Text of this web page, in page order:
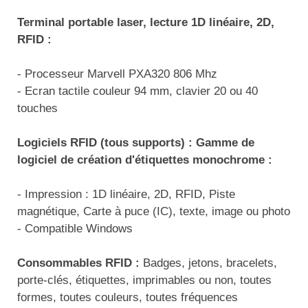
Ustensile cuisine professionnel
Vitrines pour magasin
Traitement de l'air
Traitement des eaux
Trancheuse professionnelle
Transformateur électrique
Tubes et profilés
Tuyau flexible
Tuyau galvanisé
Tuyau renforcé
Ventilateurs et aération d'atelier
Tapis de bureau
Traitement des surfaces
Traitement du linge
Vestiaires et casiers
Equipements de football
Equipements de karting
Equipements pour patinage
Equipements pour roller
Equipements pour skateboard
Equipements pour stade et terrain
sportif
Jeu gymnique
Matériel de fitness
Pétrin professionnel
Piano de cuisson
Plats et plateaux
Pompes à sauce
Portes commandes restaurant
Réchaud professionnel
Réfrigérateur professionnel
Restauration foraine
Robinetterie professionnelle
Terminal portable laser, lecture 1D linéaire, 2D,
RFID :
- Processeur Marvell PXA320 806 Mhz
- Ecran tactile couleur 94 mm, clavier 20 ou 40
touches
Logiciels RFID (tous supports) : Gamme de
logiciel de création d'étiquettes monochrome :
- Impression : 1D linéaire, 2D, RFID, Piste
magnétique, Carte à puce (IC), texte, image ou photo
- Compatible Windows
Consommables RFID : Badges, jetons, bracelets,
porte-clés, étiquettes, imprimables ou non, toutes
formes, toutes couleurs, toutes fréquences